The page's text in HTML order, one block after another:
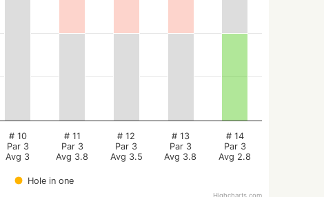
Hole in one
# 10
Par 3
Avg 3
# 11
Par 3
Avg 3.8
# 12
Par 3
Avg 3.5
# 13
Par 3
Avg 3.8
# 14
Par 3
Avg 2.8